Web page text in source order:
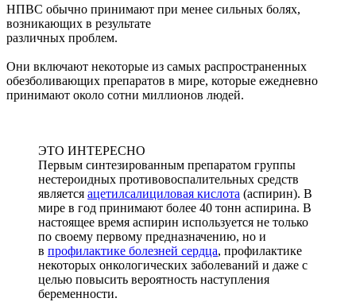
НПВС обычно принимают при менее сильных болях,
возникающих в результате
различных проблем.
Они включают некоторые из самых распространенных
обезболивающих препаратов в мире, которые ежедневно
принимают около сотни миллионов людей.
ЭТО ИНТЕРЕСНО
Первым синтезированным препаратом группы
нестероидных противовоспалительных средств
является ацетилсалициловая кислота (аспирин). В
мире в год принимают более 40 тонн аспирина. В
настоящее время аспирин используется не только
по своему первому предназначению, но и
в профилактике болезней сердца, профилактике
некоторых онкологических заболеваний и даже с
целью повысить вероятность наступления
беременности.